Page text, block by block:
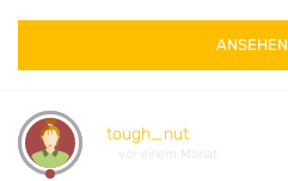
ANSEHEN
tough_nut
vor einem Monat